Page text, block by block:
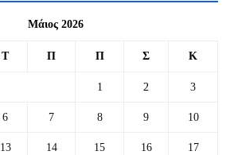
Μάιος 2026
Τ Π Π Σ Κ
1 2 3
6 7 8 9 10
13 14 15 16 17